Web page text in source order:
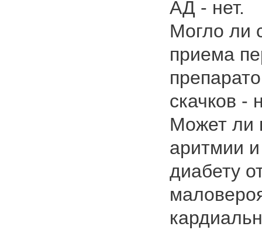
АД - нет.
Могло ли
приема
скачков -
Может ли
аритмии и
диабету